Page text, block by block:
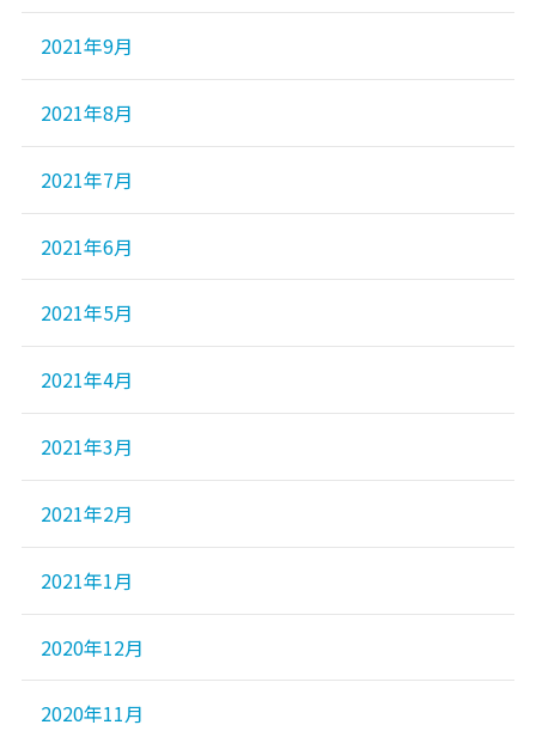
2021年9月
2021年8月
2021年7月
2021年6月
2021年5月
2021年4月
2021年3月
2021年2月
2021年1月
2020年12月
2020年11月